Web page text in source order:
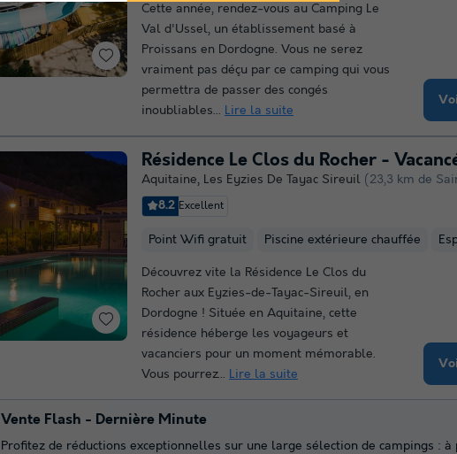
Cette année, rendez-vous au Camping Le
Val d'Ussel, un établissement basé à
Proissans en Dordogne. Vous ne serez
vraiment pas déçu par ce camping qui vous
permettra de passer des congés
inoubliables... Lire la suite
Résidence Le Clos du Rocher -
Aquitaine, Les Eyzies De Tayac Sireuil (23,3 km de
8.2 Excellent
Point Wifi gratuit Piscine extérieure chauffée
Découvrez vite la Résidence Le Clos du
Rocher aux Eyzies-de-Tayac-Sireuil, en
Dordogne ! Située en Aquitaine, cette
résidence héberge les voyageurs et
vacanciers pour un moment mémorable.
Vous pourrez... Lire la suite
Vente Flash - Dernière Minute
Profitez de réductions exceptionnelles sur une large sélection de campings :